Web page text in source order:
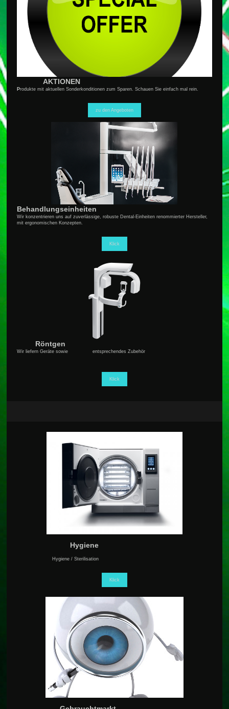
AKTIONEN
Produkte mit aktuellen Sonderkonditionen zum Sparen. Schauen Sie einfach mal rein.
zu den Angeboten
Behandlungseinheiten
Wir konzentrieren uns auf zuverlässige, robuste Dental-Einheiten renommierter Hersteller,
mit ergonomischen Konzepten.
Klick
Röntgen
Wir liefern Geräte sowie entsprechendes Zubehör
Klick
Hygiene
Hygiene / Sterilisation
Klick